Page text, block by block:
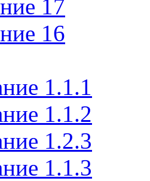
17
16
1.1.1
1.1.2
1.2.3
1.1.3